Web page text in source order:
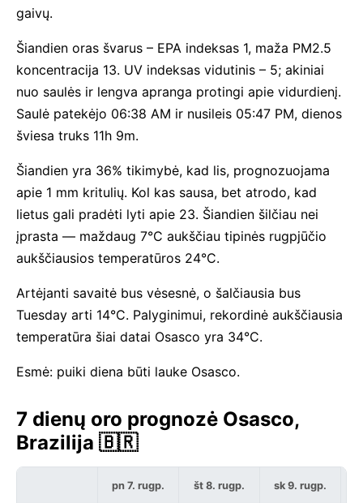
gaivų.
Šiandien oras švarus – EPA indeksas 1, maža PM2.5
koncentracija 13. UV indeksas vidutinis – 5; akiniai
nuo saulės ir lengva apranga protingi apie vidurdienį.
Saulė patekėjo 06:38 AM ir nusileis 05:47 PM, dienos
šviesa truks 11h 9m.
Šiandien yra 36% tikimybė, kad lis, prognozuojama
apie 1 mm kritulių. Kol kas sausa, bet atrodo, kad
lietus gali pradėti lyti apie 23. Šiandien šilčiau nei
įprasta — maždaug 7°C aukščiau tipinės rugpjūčio
aukščiausios temperatūros 24°C.
Artėjanti savaitė bus vėsesnė, o šalčiausia bus
Tuesday arti 14°C. Palyginimui, rekordinė aukščiausia
temperatūra šiai datai Osasco yra 34°C.
Esmė: puiki diena būti lauke Osasco.
7 dienų oro prognozė Osasco,
Brazilija 🇧🇷
pn 7. rugp. št 8. rugp. sk 9. rugp.